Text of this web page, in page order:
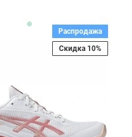
Распродажа
Скидка 10%